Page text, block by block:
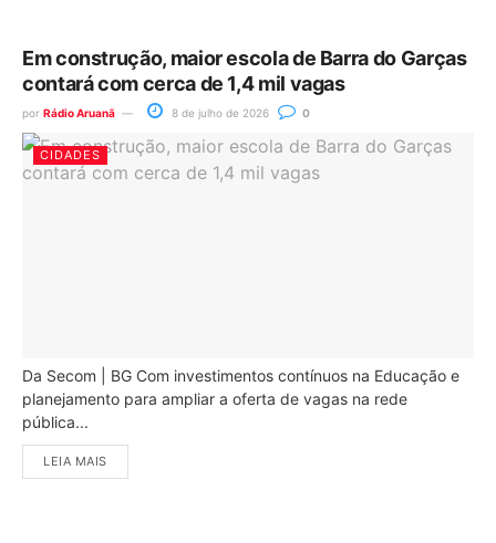
Em construção, maior escola de Barra do Garças
contará com cerca de 1,4 mil vagas
por Rádio Aruanã 8 de julho de 2026 0
CIDADES
Da Secom | BG Com investimentos contínuos na Educação e
planejamento para ampliar a oferta de vagas na rede
pública...
LEIA MAIS